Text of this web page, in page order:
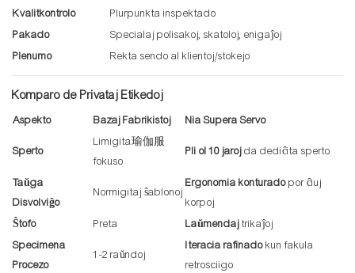
Kvalitkontrolo
Plurpunkta inspektado
Pakado
Specialaj polisakoj, skatoloj, enigaĵoj
Plenumo
Rekta sendo al klientoj/stokejo
Komparo de Privataj Etikedoj
Aspekto Bazaj Fabrikistoj Nia Supera Servo
Sperto
Limigita瑜伽服
fokuso
Pli ol 10 jarojda dediĉita sperto
Taŭga
Disvolviĝo
Normigitaj ŝablonoj
Ergonomia konturadopor ĉiuj
korpoj
Ŝtofo
Preta Laŭmendajtrikaĵoj
Specimena
Procezo
1-2 raŭndoj
Iteracia rafinadokun fakula
retrosciigo